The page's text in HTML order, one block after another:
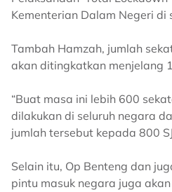
Kementerian Dalam Negeri di
Tambah Hamzah, jumlah
akan ditingkatkan menjelang
“Buat masa ini lebih 600
dilakukan di seluruh negara
jumlah tersebut kepada 800
Selain itu, Op Benteng dan
pintu masuk negara juga